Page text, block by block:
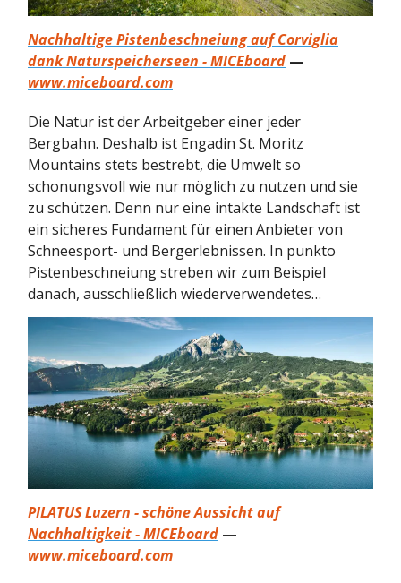
Nachhaltige Pistenbeschneiung auf Corviglia
dank Naturspeicherseen - MICEboard —
www.miceboard.com
Die Natur ist der Arbeitgeber einer jeder
Bergbahn. Deshalb ist Engadin St. Moritz
Mountains stets bestrebt, die Umwelt so
schonungsvoll wie nur möglich zu nutzen und sie
zu schützen. Denn nur eine intakte Landschaft ist
ein sicheres Fundament für einen Anbieter von
Schneesport- und Bergerlebnissen. In punkto
Pistenbeschneiung streben wir zum Beispiel
danach, ausschließlich wiederverwendetes…
PILATUS Luzern - schöne Aussicht auf
Nachhaltigkeit - MICEboard —
www.miceboard.com